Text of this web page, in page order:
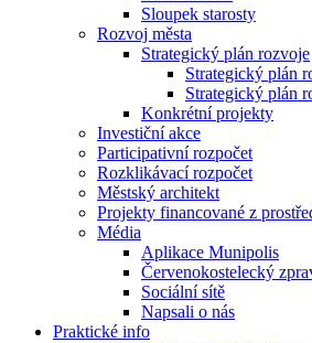
Sloupek starosty
Rozvoj města
Strategický plán rozvoje
Strategický plán
Strategický plán
Konkrétní projekty
Investiční akce
Participativní rozpočet
Rozklikávací rozpočet
Městský architekt
Projekty financované z
Média
Aplikace Munipolis
Červenokostelecký
Sociální sítě
Napsali o nás
Praktické info